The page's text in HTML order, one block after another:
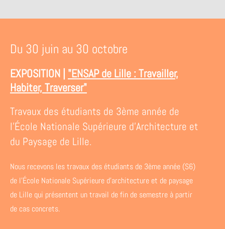
Du 30 juin au 30 octobre
EXPOSITION | "ENSAP de Lille : Travailler,
Habiter, Traverser"
Travaux des étudiants de 3ème année de
l’École Nationale Supérieure d’Architecture et
du Paysage de Lille.
Nous recevons les travaux des étudiants de 3ème année (S6)
de l’École Nationale Supérieure d’architecture et de paysage
de Lille qui présentent un travail de fin de semestre à partir
de cas concrets.